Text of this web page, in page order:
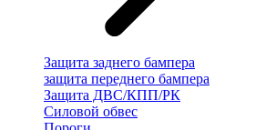
Защита заднего бампера
защита переднего бампера
Защита ДВС/КПП/РК
Силовой обвес